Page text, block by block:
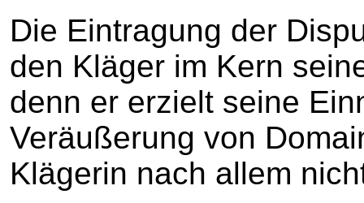
Die Eintragung der
den Kläger im Kern
denn er erzielt seine
Veräußerung von
Klägerin nach allem